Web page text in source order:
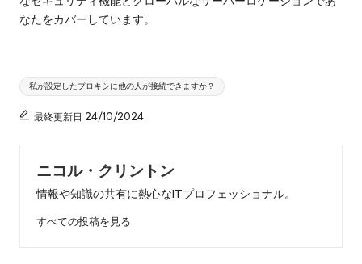
なたをカバーしています。
タ
グ
私が設定したプロキシに他の人が接続できますか？
最終更新日 24/10/2024
ニコル・クリントン
情報や知識の共有に熱心なITプロフェッショナル。
すべての投稿を見る